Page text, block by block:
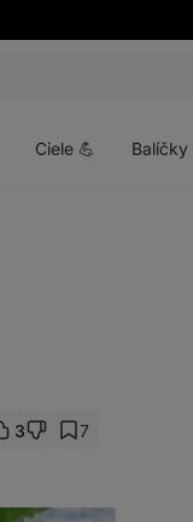
Ciele 💪 Balíčky
3 7